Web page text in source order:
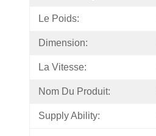
Le Poids:
Dimension:
La Vitesse:
Nom Du Produit:
Supply Ability: